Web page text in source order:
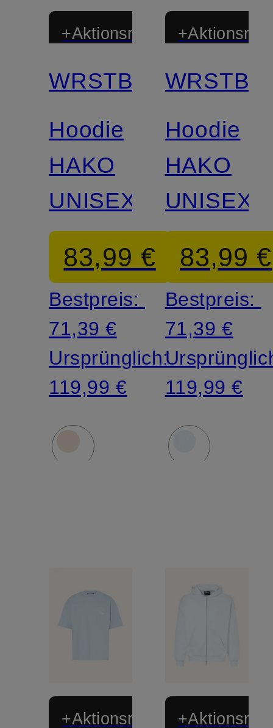
+Aktionsrabatt
WRSTBHVR
Hoodie
HAKO
UNISEX
83,99 €
Bestpreis:
71,39 €
Ursprünglich:
119,99 €
Hoodie
HAKO
UNISEX
83,99 €
Bestpreis:
71,39 €
119,99 €
+Aktionsrabatt